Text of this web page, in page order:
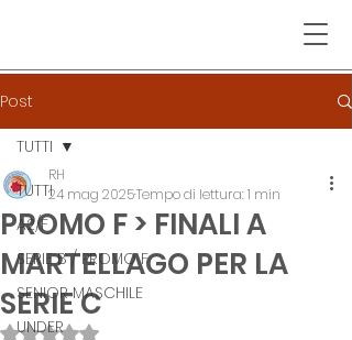
Post
TUTTI
A2/F
SERIE B / PROMO F
SENIOR MASCHILE
UNDER
TUTTI
PROMO F > FINALI A
MARTELLAGO PER LA
SERIE C
RH
24 mag 2025Tempo di lettura: 1 min
Valutazione NaN stelle su 5.